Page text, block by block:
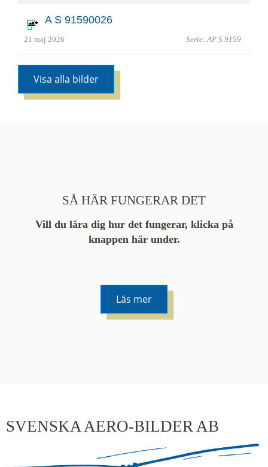
A S 91590026
21 maj 2026 Serie: AP S 9159
Visa alla bilder
SÅ HÄR FUNGERAR DET
Vill du lära dig hur det fungerar, klicka på
knappen här under.
Läs mer
SVENSKA AERO-BILDER AB